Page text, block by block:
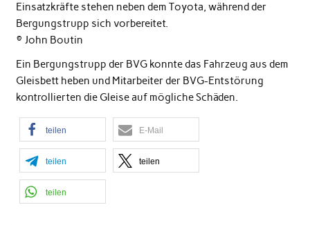
Einsatzkräfte stehen neben dem Toyota, während der
Bergungstrupp sich vorbereitet.
© John Boutin
Ein Bergungstrupp der BVG konnte das Fahrzeug aus dem
Gleisbett heben und Mitarbeiter der BVG-Entstörung
kontrollierten die Gleise auf mögliche Schäden.
teilen E-Mail
teilen teilen
teilen